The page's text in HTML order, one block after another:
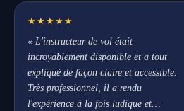
★★★★★
« L'instructeur de vol était
incroyablement disponible et a tout
expliqué de façon claire et accessible.
Très professionnel, il a rendu
l'expérience à la fois ludique et